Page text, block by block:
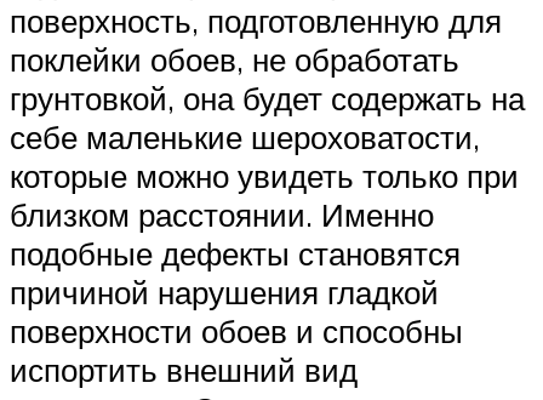
поверхность, подготовленную для
поклейки обоев, не обработать
грунтовкой, она будет содержать на
себе маленькие шероховатости,
которые можно увидеть только при
близком расстоянии. Именно
подобные дефекты становятся
причиной нарушения гладкой
поверхности обоев и способны
испортить внешний вид